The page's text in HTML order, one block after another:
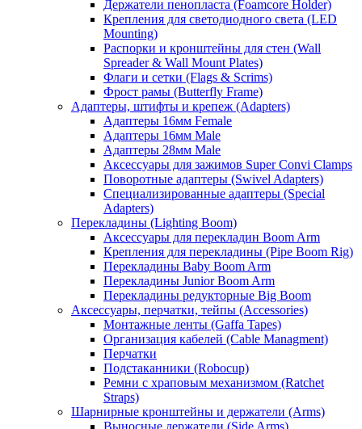
Держатели пенопласта (Foamcore Holder)
Крепления для светодиодного света (LED
Mounting)
Распорки и кронштейны для стен (Wall
Spreader & Wall Mount Plates)
Флаги и сетки (Flags & Scrims)
Фрост рамы (Butterfly Frame)
Адаптеры, штифты и крепеж (Adapters)
Адаптеры 16мм Female
Адаптеры 16мм Male
Адаптеры 28мм Male
Аксессуары для зажимов Super Convi Clamps
Поворотные адаптеры (Swivel Adapters)
Специализированные адаптеры (Special
Adapters)
Перекладины (Lighting Boom)
Аксессуары для перекладин Boom Arm
Крепления для перекладины (Pipe Boom Rig)
Перекладины Baby Boom Arm
Перекладины Junior Boom Arm
Перекладины редукторные Big Boom
Аксессуары, перчатки, тейпы (Accessories)
Монтажные ленты (Gaffa Tapes)
Организация кабелей (Cable Managment)
Перчатки
Подстаканники (Robocup)
Ремни с храповым механизмом (Ratchet
Straps)
Шарнирные кронштейны и держатели (Arms)
Выносные держатели (Side Arms)